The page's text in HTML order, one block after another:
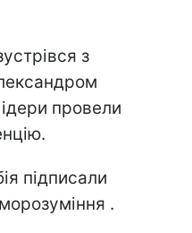
з
провели
підписали
.